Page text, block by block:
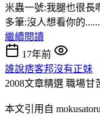
米蟲一號:我腿也很長
多筆:沒人想看你的
繼續閱讀
17年前
誰說痞客邦沒有正妹
2008文章精選 職場甘
本文引用自